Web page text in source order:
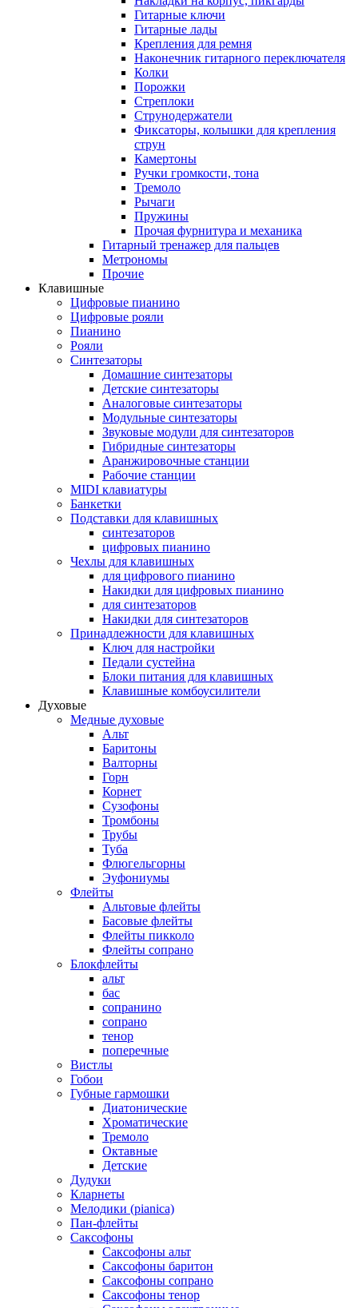
Гитарные ключи
Гитарные лады
Крепления для ремня
Наконечник гитарного переключателя
Колки
Порожки
Стреплоки
Струнодержатели
Фиксаторы, колышки для крепления
струн
Камертоны
Ручки громкости, тона
Тремоло
Рычаги
Пружины
Прочая фурнитура и механика
Гитарный тренажер для пальцев
Метрономы
Прочие
Клавишные
Цифровые пианино
Цифровые рояли
Пианино
Рояли
Синтезаторы
Домашние синтезаторы
Детские синтезаторы
Аналоговые синтезаторы
Модульные синтезаторы
Звуковые модули для синтезаторов
Гибридные синтезаторы
Аранжировочные станции
Рабочие станции
MIDI клавиатуры
Банкетки
Подставки для клавишных
синтезаторов
цифровых пианино
Чехлы для клавишных
для цифрового пианино
Накидки для цифровых пианино
для синтезаторов
Накидки для синтезаторов
Принадлежности для клавишных
Ключ для настройки
Педали сустейна
Блоки питания для клавишных
Клавишные комбоусилители
Духовые
Медные духовые
Альт
Баритоны
Валторны
Горн
Корнет
Сузофоны
Тромбоны
Трубы
Туба
Флюгельгорны
Эуфониумы
Флейты
Альтовые флейты
Басовые флейты
Флейты пикколо
Флейты сопрано
Блокфлейты
альт
бас
сопранино
сопрано
тенор
поперечные
Вистлы
Гобои
Губные гармошки
Диатонические
Хроматические
Тремоло
Октавные
Детские
Дудуки
Кларнеты
Мелодики (pianica)
Пан-флейты
Саксофоны
Саксофоны альт
Саксофоны баритон
Саксофоны сопрано
Саксофоны тенор